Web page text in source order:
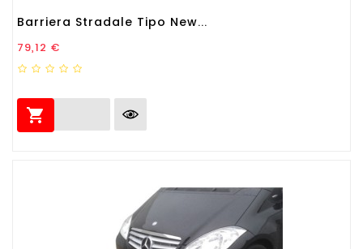
Barriera Stradale Tipo New...
Prezzo
79,12 €
